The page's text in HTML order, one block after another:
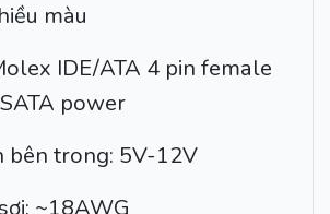
màu
IDE/ATA 4 pin female
power
bên trong: 5V-12V
~18AWG